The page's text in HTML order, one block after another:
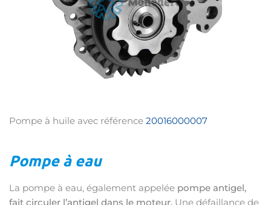
Pompe à huile avec référence 20016000007
Pompe à eau
La pompe à eau, également appelée pompe antigel,
fait circuler l’antigel dans le moteur. Une défaillance de